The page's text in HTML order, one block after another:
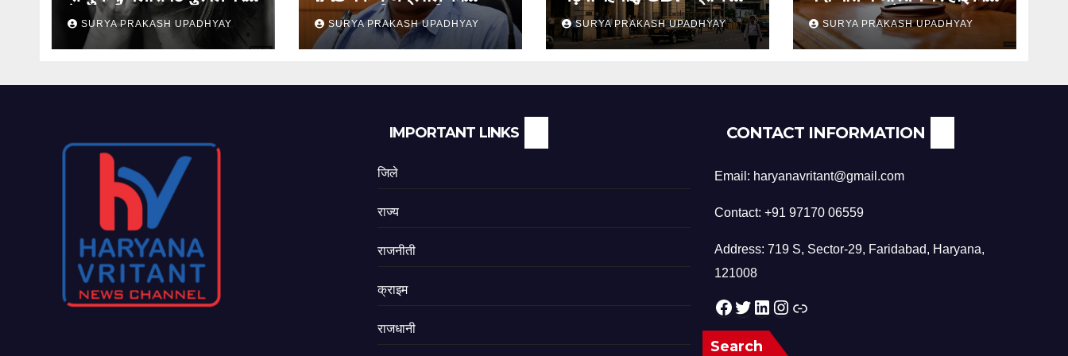
केस दर्ज
SURYA PRAKASH UPADHYAY
जमानत याचिका खारिज
SURYA PRAKASH UPADHYAY
अनुमान जारी
SURYA PRAKASH UPADHYAY
का स्थगन आदेश
SURYA PRAKASH UPADHYAY
IMPORTANT LINKS
जिले
राज्य
राजनीती
क्राइम
राजधानी
CONTACT INFORMATION
Email: haryanavritant@gmail.com
Contact: +91 97170 06559
Address: 719 S, Sector-29, Faridabad, Haryana,
121008
Facebook Twitter LinkedIn Instagram Link
Search